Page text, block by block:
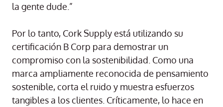
la gente dude.”
Por lo tanto, Cork Supply está utilizando su
certificación B Corp para demostrar un
compromiso con la sostenibilidad. Como una
marca ampliamente reconocida de pensamiento
sostenible, corta el ruido y muestra esfuerzos
tangibles a los clientes. Críticamente, lo hace en